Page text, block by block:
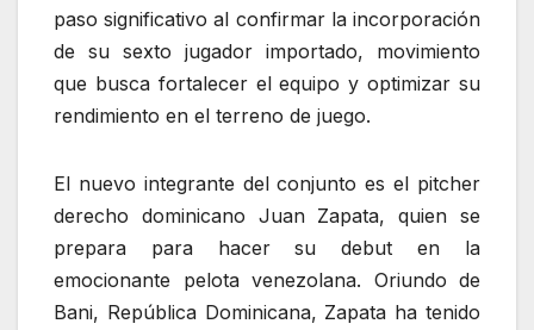
paso significativo al confirmar la incorporación
de su sexto jugador importado, movimiento
que busca fortalecer el equipo y optimizar su
rendimiento en el terreno de juego.
El nuevo integrante del conjunto es el pitcher
derecho dominicano Juan Zapata, quien se
prepara para hacer su debut en la
emocionante pelota venezolana. Oriundo de
Bani, República Dominicana, Zapata ha tenido